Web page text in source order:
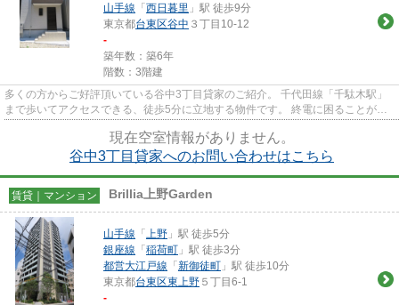
山手線 「 西日暮里 」駅 徒歩9分
東京都台東区谷中 ３丁目10-12
-
築年数：築6年
階数：3階建
多くの方からご好評頂いている谷中3丁目貸家のご紹介。 千代田線「千駄木駅」
まで歩いてアクセスできる、徒歩5分に立地する物件です。 終電に困ることが少
現在空室情報がありません。
谷中3丁目貸家へのお問い合わせはこちら
賃貸｜マンション Brillia上野Garden
山手線 「 上野 」駅 徒歩5分
銀座線 「 稲荷町 」駅 徒歩3分
都営大江戸線 「 新御徒町 」駅 徒歩10分
東京都台東区東上野 ５丁目6-1
-